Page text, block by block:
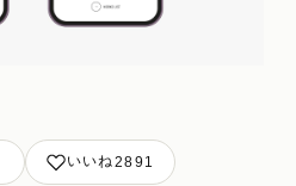
いいね2891